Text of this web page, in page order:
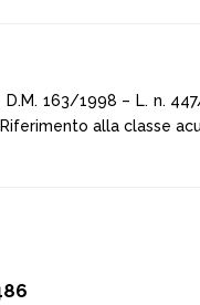
163/1998 – L. n.
alla classe